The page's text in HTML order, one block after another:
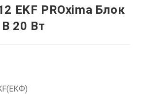
EKF PROxima Блок
20 Вт